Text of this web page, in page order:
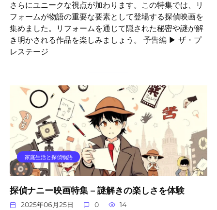
さらにユニークな視点が加わります。この特集では、リ
フォームが物語の重要な要素として登場する探偵映画を
集めました。リフォームを通じて隠された秘密や謎が解
き明かされる作品を楽しみましょう。 予告編 ▶ ザ・プ
レステージ
家庭生活と探偵物語
探偵ナニー映画特集 – 謎解きの楽しさを体験
2025年06月25日 0 14